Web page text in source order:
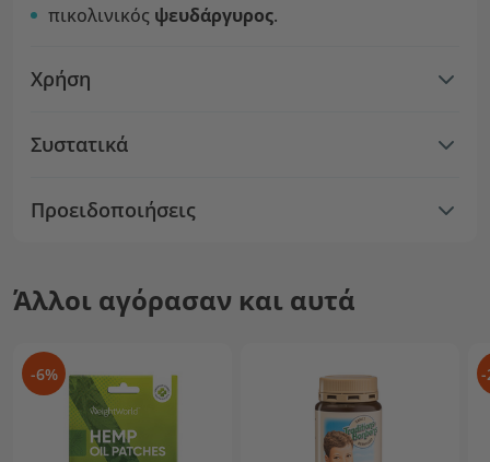
πικολινικός ψευδάργυρος.
Χρήση
Συστατικά
Προειδοποιήσεις
Άλλοι αγόρασαν και αυτά
-6% -